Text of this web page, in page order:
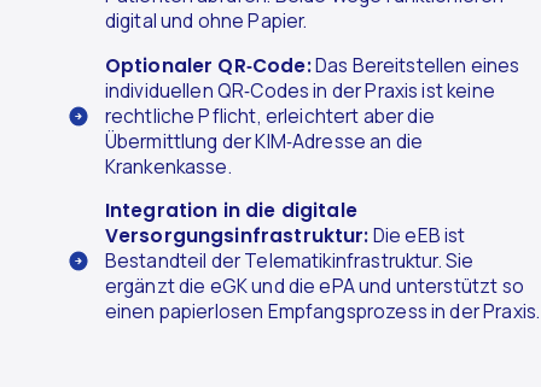
digital und ohne Papier.
Optionaler QR‑Code:Das Bereitstellen eines
individuellen QR‑Codes in der Praxis ist keine
rechtliche Pflicht, erleichtert aber die
Übermittlung der KIM‑Adresse an die
Krankenkasse.
Integration in die digitale
Versorgungsinfrastruktur:Die eEB ist
Bestandteil der Telematikinfrastruktur. Sie
ergänzt die eGK und die ePA und unterstützt so
einen papierlosen Empfangsprozess in der Praxis.